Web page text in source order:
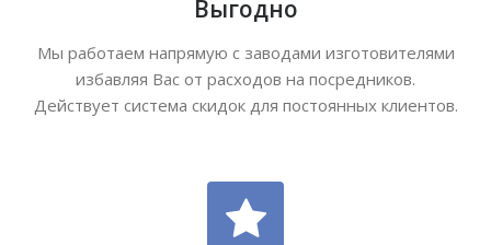
Выгодно
Мы работаем напрямую с заводами изготовителями
избавляя Вас от расходов на посредников.
Действует система скидок для постоянных клиентов.